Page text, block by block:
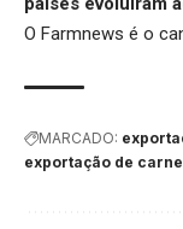
O Farmnews é o
MARCADO:
exportação de